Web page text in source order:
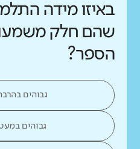
באיזו מידה
שהם חלק
הספר?
גבוהים
גבוהים